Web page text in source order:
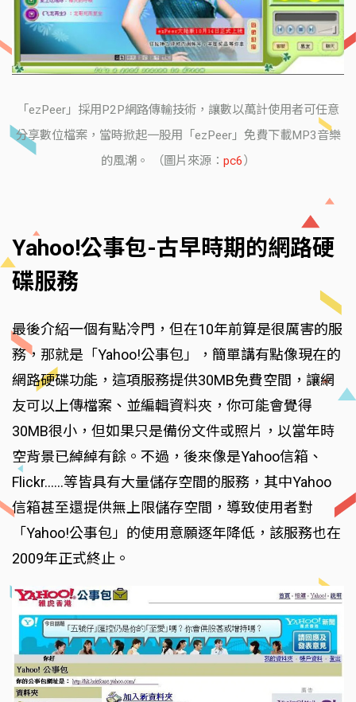
「ezPeer」採用P2P網路傳輸技術，讓數以萬計使用者可任意
分享數位檔案，當時掀起一股用「ezPeer」免費下載MP3音樂
的風潮。 （圖片來源： pc6 ）
Yahoo!公事包-古早時期的網路硬
碟服務
最後介紹一個有點冷門，但在10年前算是很厲害的服
務，那就是「Yahoo!公事包」，簡單講有點像現在的
網路硬碟功能，這項服務提供30MB免費空間，讓網
友可以上傳檔案、並編輯資料夾，你可能會覺得
30MB很小，但如果只是備份文件或照片，以當年時
空背景已綽綽有餘。不過，後來像是Yahoo信箱、
Flickr……等皆具有大量儲存空間的服務，其中Yahoo
信箱甚至還提供無上限儲存空間，導致使用者對
「Yahoo!公事包」的使用意願逐年降低，該服務也在
2009年正式終止。